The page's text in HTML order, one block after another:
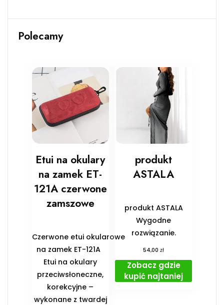
Polecamy
Etui na okulary
na zamek ET-
121A czerwone
zamszowe
Czerwone etui okularowe
na zamek ET-121A
Etui na okulary
przeciwsłoneczne,
korekcyjne –
wykonane z twardej
produkt
ASTALA
produkt ASTALA
Wygodne
rozwiązanie.
54,00zł
Zobacz gdzie
kupić najtaniej